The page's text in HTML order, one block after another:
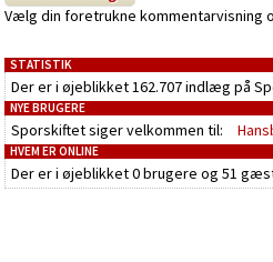
Vælg din foretrukne kommentarvisning
STATISTIK
Der er i øjeblikket 162.707 indlæg på
NYE BRUGERE
Sporskiftet siger velkommen til:
HVEM ER ONLINE
Der er i øjeblikket0 brugere og 51